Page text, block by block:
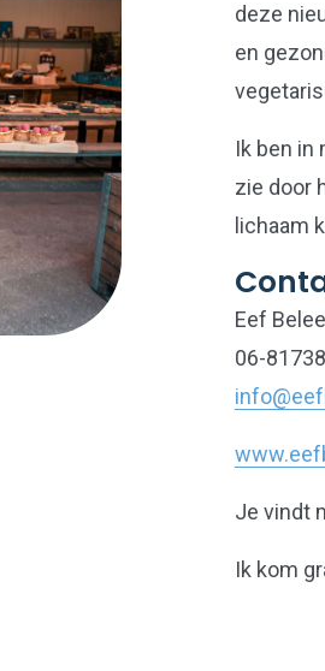
deze
en
Ik ben in
zie door
lichaam
Eef
06-
Je vindt
Ik kom